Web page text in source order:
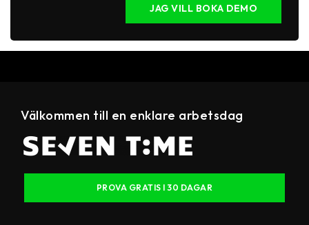
JAG VILL BOKA DEMO
Välkommen till en enklare arbetsdag
PROVA GRATIS I 30 DAGAR